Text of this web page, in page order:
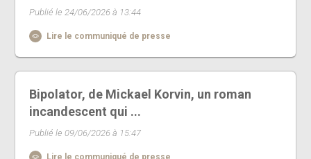
Publié le 24/06/2026 à 13:44
Lire le communiqué de presse
Bipolator, de Mickael Korvin, un roman
incandescent qui ...
Publié le 09/06/2026 à 15:47
Lire le communiqué de presse